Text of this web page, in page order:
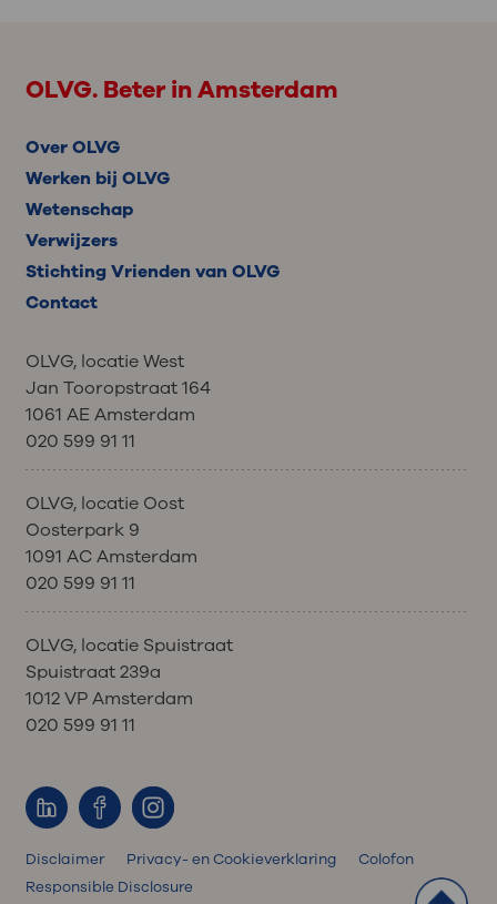
OLVG. Beter in Amsterdam
Over OLVG
Werken bij OLVG
Wetenschap
Verwijzers
Stichting Vrienden van OLVG
Contact
OLVG, locatie West
Jan Tooropstraat 164
1061 AE Amsterdam
020 599 91 11
OLVG, locatie Oost
Oosterpark 9
1091 AC Amsterdam
020 599 91 11
OLVG, locatie Spuistraat
Spuistraat 239a
1012 VP Amsterdam
020 599 91 11
Disclaimer Privacy- en Cookieverklaring
Colofon
Responsible Disclosure